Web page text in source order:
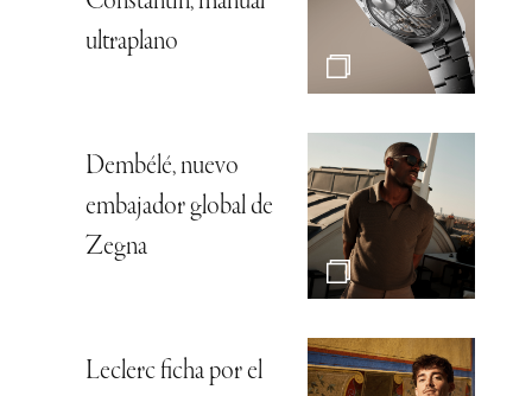
ultraplano
Dembélé, nuevo
embajador global de
Zegna
Leclerc ficha por el